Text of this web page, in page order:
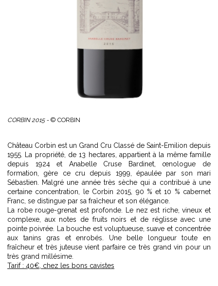
CORBIN 2015 - © CORBIN
Château Corbin est un Grand Cru Classé de Saint-Emilion depuis
1955. La propriété, de 13 hectares, appartient à la même famille
depuis 1924 et Anabelle Cruse Bardinet, œnologue de
formation, gère ce cru depuis 1999, épaulée par son mari
Sébastien. Malgré une année très sèche qui a contribué à une
certaine concentration, le Corbin 2015, 90 % et 10 % cabernet
Franc, se distingue par sa fraîcheur et son élégance.
La robe rouge-grenat est profonde. Le nez est riche, vineux et
complexe, aux notes de fruits noirs et de réglisse avec une
pointe poivrée. La bouche est voluptueuse, suave et concentrée
aux tanins gras et enrobés. Une belle longueur toute en
fraîcheur et très juteuse vient parfaire ce très grand vin pour un
très grand millésime.
Tarif : 40€, chez les bons cavistes